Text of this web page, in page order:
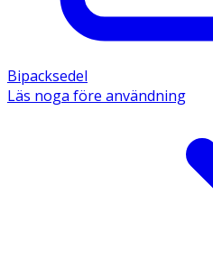
Bipacksedel
Läs noga före användning